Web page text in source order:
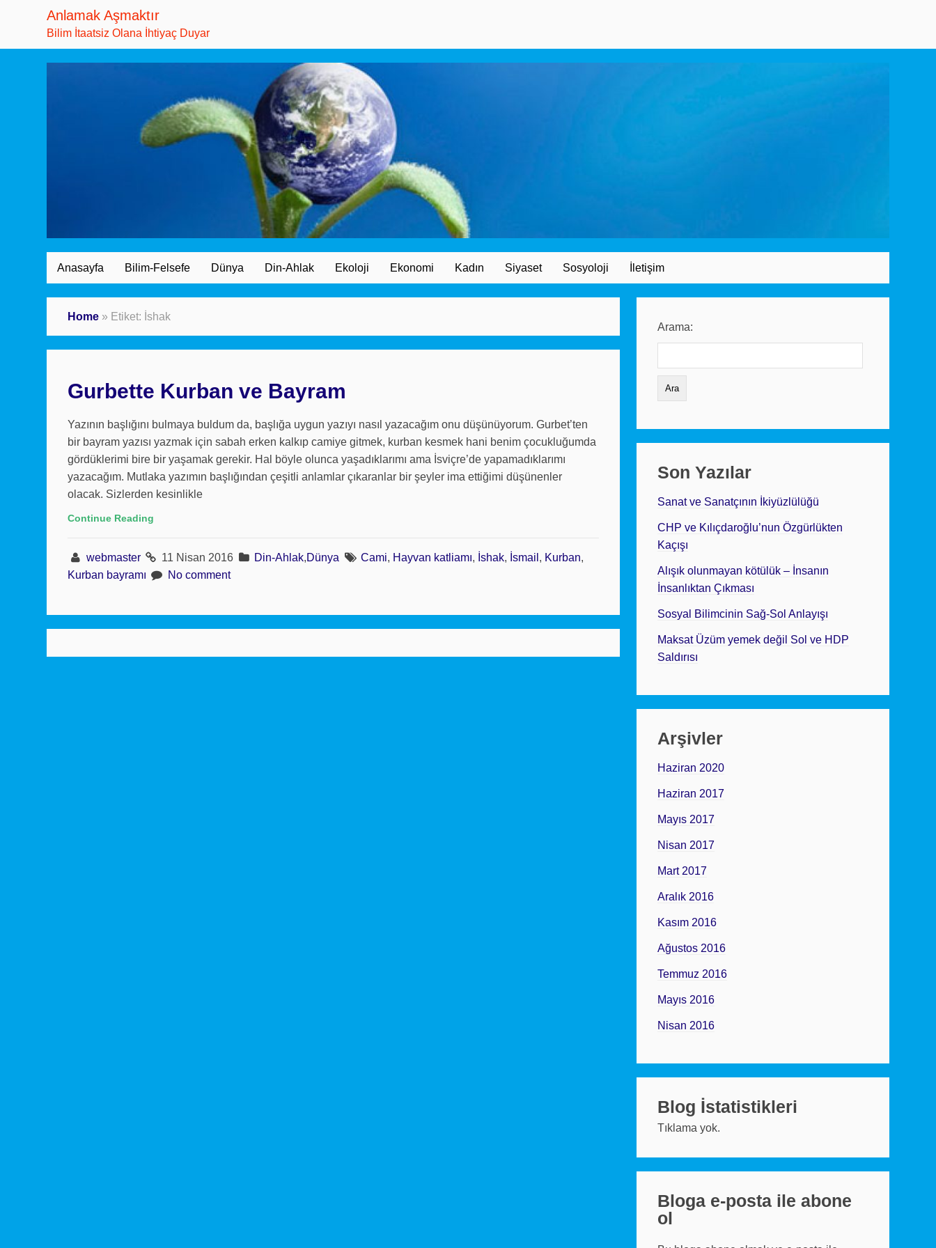
Anlamak Aşmaktır
Bilim İtaatsiz Olana İhtiyaç Duyar
Anasayfa Bilim-Felsefe Dünya Din-Ahlak Ekoloji Ekonomi Kadın Siyaset Sosyoloji İletişim
Home » Etiket: İshak
Gurbette Kurban ve Bayram
Yazının başlığını bulmaya buldum da, başlığa uygun yazıyı nasıl yazacağım onu düşünüyorum. Gurbet’ten
bir bayram yazısı yazmak için sabah erken kalkıp camiye gitmek, kurban kesmek hani benim çocukluğumda
gördüklerimi bire bir yaşamak gerekir. Hal böyle olunca yaşadıklarımı ama İsviçre’de yapamadıklarımı
yazacağım. Mutlaka yazımın başlığından çeşitli anlamlar çıkaranlar bir şeyler ima ettiğimi düşünenler
olacak. Sizlerden kesinlikle
Continue Reading
webmaster 11 Nisan 2016 Din-Ahlak,Dünya Cami, Hayvan katliamı, İshak, İsmail , Kurban,
Kurban bayramı
No comment
Arama:
Son Yazılar
Sanat ve Sanatçının İkiyüzlülüğü
CHP ve Kılıçdaroğlu’nun Özgürlükten
Kaçışı
Alışık olunmayan kötülük – İnsanın
İnsanlıktan Çıkması
Sosyal Bilimcinin Sağ-Sol Anlayışı
Maksat Üzüm yemek değil Sol ve HDP
Saldırısı
Arşivler
Haziran 2020
Haziran 2017
Mayıs 2017
Nisan 2017
Mart 2017
Aralık 2016
Kasım 2016
Ağustos 2016
Temmuz 2016
Mayıs 2016
Nisan 2016
Blog İstatistikleri
Tıklama yok.
Bloga e-posta ile abone
ol